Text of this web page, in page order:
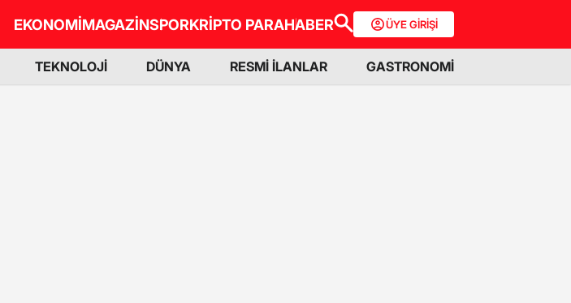
EKONOMİMAGAZİNSPORKRİPTO PARAHABER ÜYE GİRİŞİ
TEKNOLOJİ DÜNYA RESMİ İLANLAR GASTRONOMİ